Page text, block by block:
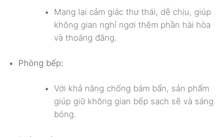
Mang lại cảm giác thư thái, dễ chịu, giúp
không gian nghỉ ngơi thêm phần hài hòa
và thoáng đãng.
Phòng bếp:
Với khả năng chống bám bẩn, sản phẩm
giúp giữ không gian bếp sạch sẽ và sáng
bóng.